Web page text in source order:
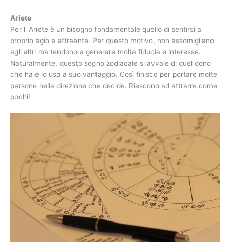
Ariete
Per l’ Ariete è un bisogno fondamentale quello di sentirsi a
proprio agio e attraente. Per questo motivo, non assomigliano
agli altri ma tendono a generare molta fiducia e interesse.
Naturalmente, questo segno zodiacale si avvale di quel dono
che ha e lo usa a suo vantaggio. Così finisce per portare molte
persone nella direzione che decide. Riescono ad attrarre come
pochi!